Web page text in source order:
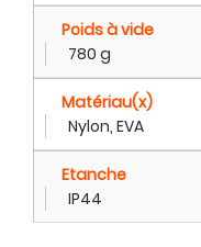
Poids à vide
780 g
Matériau(x)
Nylon, EVA
Etanche
IP44